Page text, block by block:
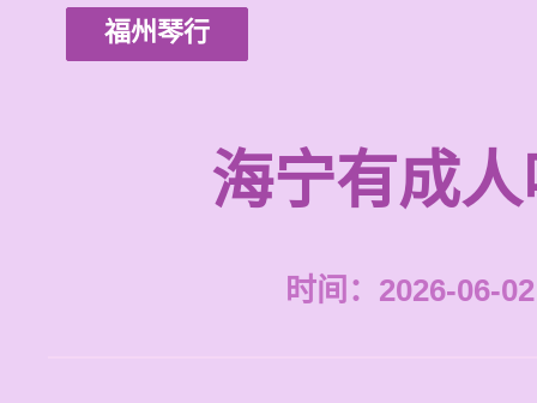
福州琴行
海宁有成
时间：2026-06-